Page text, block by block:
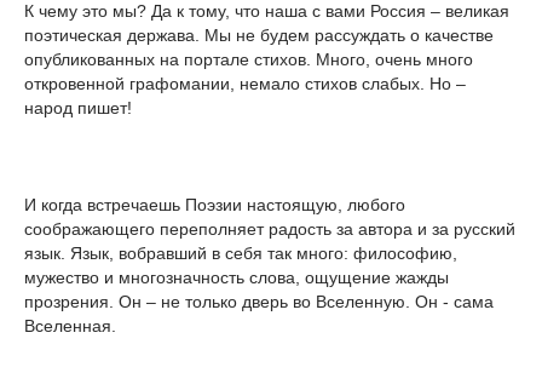
К чему это мы? Да к тому, что наша с вами Россия – великая
поэтическая держава. Мы не будем рассуждать о качестве
опубликованных на портале стихов. Много, очень много
откровенной графомании, немало стихов слабых. Но –
народ пишет!
И когда встречаешь Поэзии настоящую, любого
соображающего переполняет радость за автора и за русский
язык. Язык, вобравший в себя так много: философию,
мужество и многозначность слова, ощущение жажды
прозрения. Он – не только дверь во Вселенную. Он - сама
Вселенная.